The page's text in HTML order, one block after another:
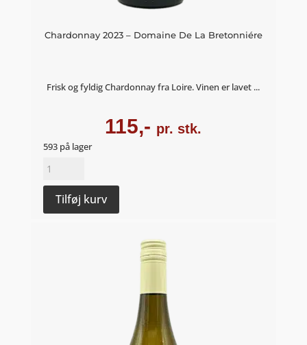
Chardonnay 2023 – Domaine De La Bretonniére
Frisk og fyldig Chardonnay fra Loire. Vinen er lavet ...
115,- pr. stk.
593 på lager
Chardonnay
Domaine
Tilføj kurv